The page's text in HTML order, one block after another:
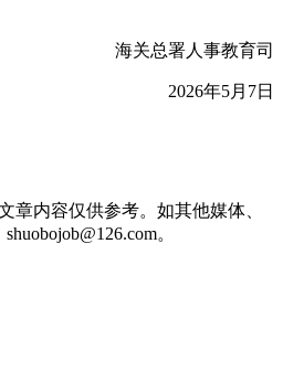
海关总署人事教育司
2026年5月7日
内容仅供参考。如其他媒体、
。